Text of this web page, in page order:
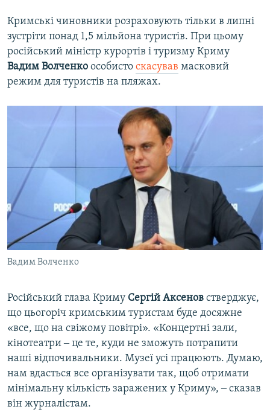
Кримські чиновники розраховують тільки в липні
зустріти понад 1,5 мільйона туристів. При цьому
російський міністр курортів і туризму Криму
Вадим Волченко особисто скасував масковий
режим для туристів на пляжах.
Вадим Волченко
Російський глава Криму Сергій Аксенов стверджує,
що цьогоріч кримським туристам буде досяжне
«все, що на свіжому повітрі». «Концертні зали,
кінотеатри ‒ це те, куди не зможуть потрапити
наші відпочивальники. Музеї усі працюють. Думаю,
нам вдасться все організувати так, щоб отримати
мінімальну кількість заражених у Криму», ‒ сказав
він журналістам.​